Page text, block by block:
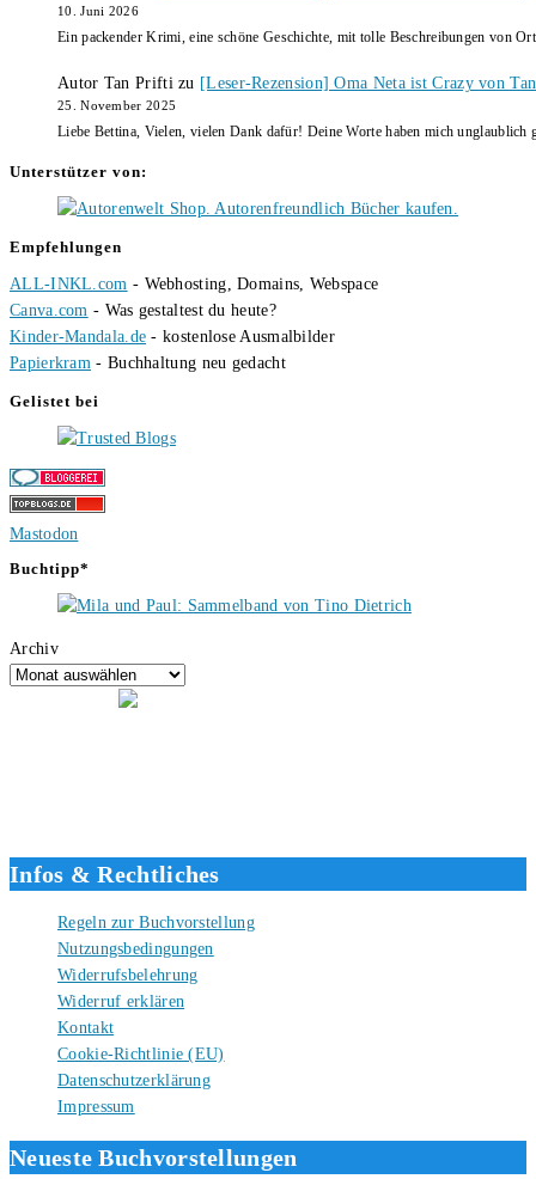
10. Juni 2026
Ein packender Krimi, eine schöne Geschichte, mit tolle Beschreibungen von
Autor Tan Prifti zu [Leser-Rezension] Oma Neta ist Crazy von
25. November 2025
Liebe Bettina, Vielen, vielen Dank dafür! Deine Worte haben mich unglaublich
Unterstützer von:
Empfehlungen
ALL-INKL.com - Webhosting, Domains, Webspace
Canva.com - Was gestaltest du heute?
Kinder-Mandala.de - kostenlose Ausmalbilder
Papierkram - Buchhaltung neu gedacht
Gelistet bei
Mastodon
Buchtipp*
Archiv
Infos & Rechtliches
Regeln zur Buchvorstellung
Nutzungsbedingungen
Widerrufsbelehrung
Widerruf erklären
Kontakt
Cookie-Richtlinie (EU)
Datenschutzerklärung
Impressum
Neueste Buchvorstellungen